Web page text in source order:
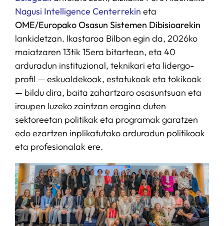
Nagusi Intelligence Centerrekin eta
OME/Europako Osasun Sistemen Dibisioarekin
lankidetzan. Ikastaroa Bilbon egin da, 2026ko
maiatzaren 13tik 15era bitartean, eta 40
arduradun instituzional, teknikari eta lidergo-
profil — eskualdekoak, estatukoak eta tokikoak
— bildu dira, baita zahartzaro osasuntsuan eta
iraupen luzeko zaintzan eragina duten
sektoreetan politikak eta programak garatzen
edo ezartzen inplikatutako arduradun politikoak
eta profesionalak ere.